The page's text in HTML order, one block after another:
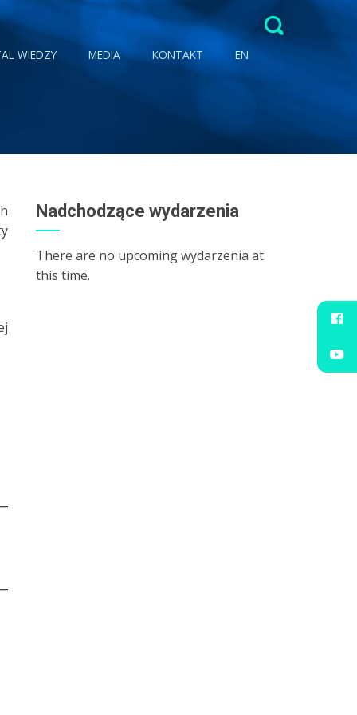
Szukaj:
WIEDZY MEDIA KONTAKT EN
Nadchodzące wydarzenia
There are no upcoming wydarzenia at
this time.